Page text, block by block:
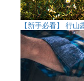
【新手必看】 行